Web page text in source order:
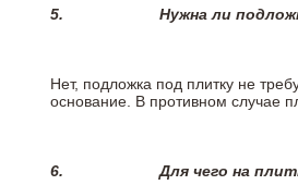
5. Нужна ли
Нет, подложка под плитку не
основание. В противном случае
6.Для чего на